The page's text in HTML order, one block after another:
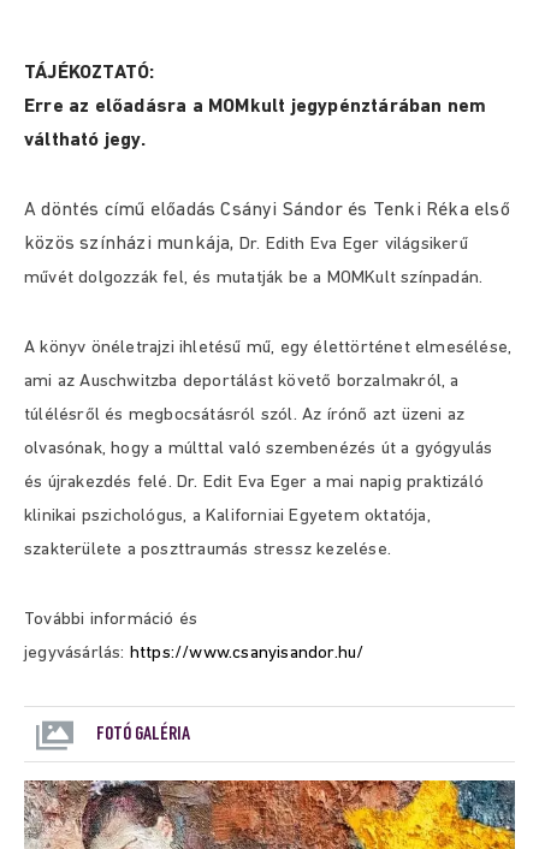
TÁJÉKOZTATÓ:
Erre az előadásra a MOMkult jegypénztárában nem
váltható jegy.
A döntés című előadás Csányi Sándor és Tenki Réka első
közös színházi munkája, Dr. Edith Eva Eger világsikerű
művét dolgozzák fel, és mutatják be a MOMKult színpadán.
A könyv önéletrajzi ihletésű mű, egy élettörténet elmesélése,
ami az Auschwitzba deportálást követő borzalmakról, a
túlélésről és megbocsátásról szól. Az írónő azt üzeni az
olvasónak, hogy a múlttal való szembenézés út a gyógyulás
és újrakezdés felé. Dr. Edit Eva Eger a mai napig praktizáló
klinikai pszichológus, a Kaliforniai Egyetem oktatója,
szakterülete a poszttraumás stressz kezelése.
További információ és
jegyvásárlás: https://www.csanyisandor.hu/
FOTÓ GALÉRIA